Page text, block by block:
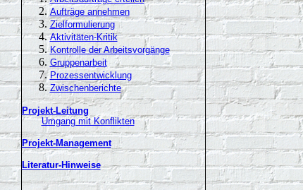
Aufträge annehmen
Zielformulierung
Aktivitäten-Kritik
Kontrolle der Arbeitsvorgänge
Gruppenarbeit
Prozessentwicklung
Zwischenberichte
Projekt-Leitung
Umgang mit Konflikten
Projekt-Management
Literatur-Hinweise